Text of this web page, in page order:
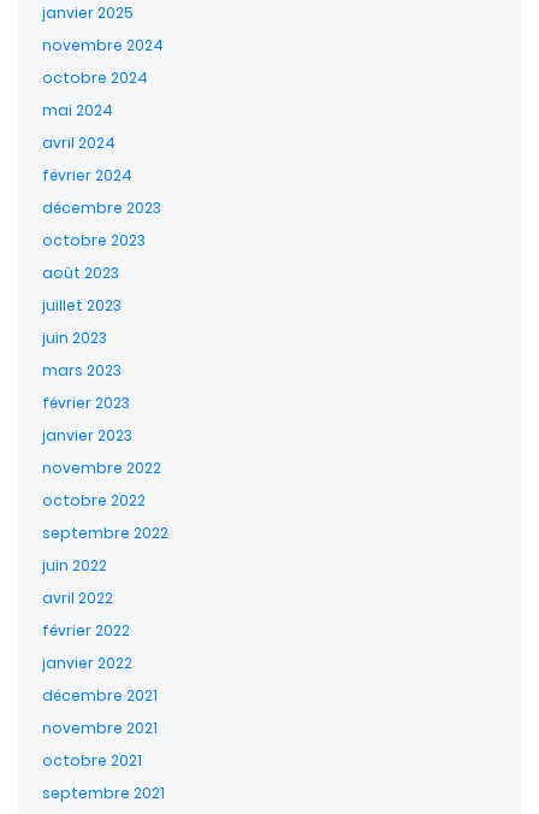
janvier 2025
novembre 2024
octobre 2024
mai 2024
avril 2024
février 2024
décembre 2023
octobre 2023
août 2023
juillet 2023
juin 2023
mars 2023
février 2023
janvier 2023
novembre 2022
octobre 2022
septembre 2022
juin 2022
avril 2022
février 2022
janvier 2022
décembre 2021
novembre 2021
octobre 2021
septembre 2021